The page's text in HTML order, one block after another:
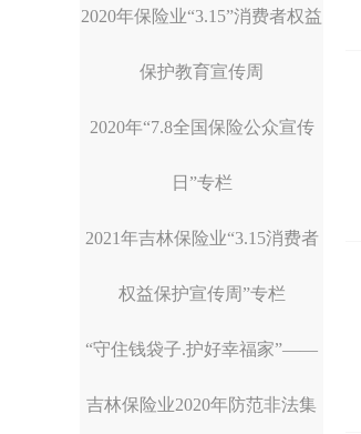
2020年保险业“3.15”消费者权益
保护教育宣传周
2020年“7.8全国保险公众宣传
日”专栏
2021年吉林保险业“3.15消费者
权益保护宣传周”专栏
“守住钱袋子.护好幸福家”——
吉林保险业2020年防范非法集